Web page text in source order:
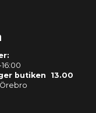
butiken 13.00
Örebro